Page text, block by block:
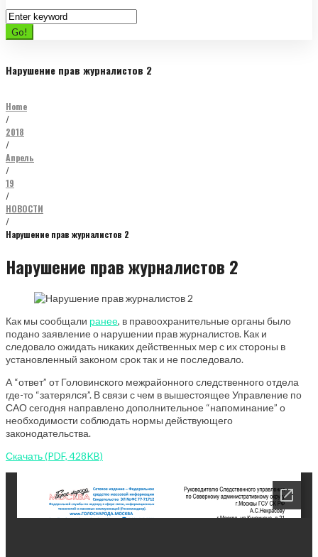
Search
for:
Go!
Нарушение прав журналистов 2
Home
/
2018
/
Апрель
/
19
/
НОВОСТИ
/
Нарушение прав журналистов 2
Нарушение прав журналистов 2
Как мы сообщали ранее, в правоохранительные органы было
подано заявление о нарушении прав журналистов. Как и
следовало ожидать никаких действенных мер с их стороны в
установленный законом срок так и не последовало.
А “ответ” от Головинского межрайонного следственного отдела
где-то “затерялся”. В связи с чем в вышестоящее Управление по
САО сегодня направлено дополнительное “напоминание” о
необходимости соблюдать нормы действующего
законодательства.
Скачать (PDF, 428KB)